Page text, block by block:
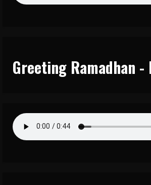
Greeting Ramadhan -